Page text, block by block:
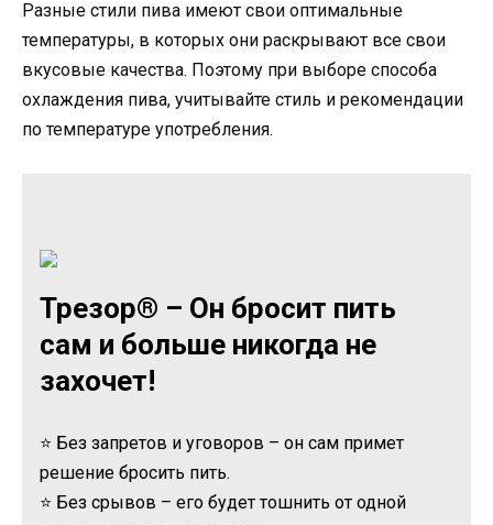
Разные стили пива имеют свои оптимальные
температуры, в которых они раскрывают все свои
вкусовые качества. Поэтому при выборе способа
охлаждения пива, учитывайте стиль и рекомендации
по температуре употребления.
Трезор® – Он бросит пить
сам и больше никогда не
захочет!
⭐ Без запретов и уговоров – он сам примет
решение бросить пить.
⭐ Без срывов – его будет тошнить от одной